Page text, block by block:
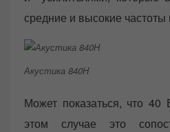
средние и высокие
Акустика 840Н
Может показаться, что
этом случае это